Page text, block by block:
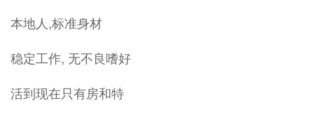
本地人,标准身材
稳定工作, 无不良嗜好
活到现在只有房和特